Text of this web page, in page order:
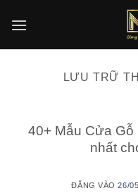
qua
LƯU TRỮ
40+ Mẫu Cửa
nhất
ĐĂNG VÀO26/